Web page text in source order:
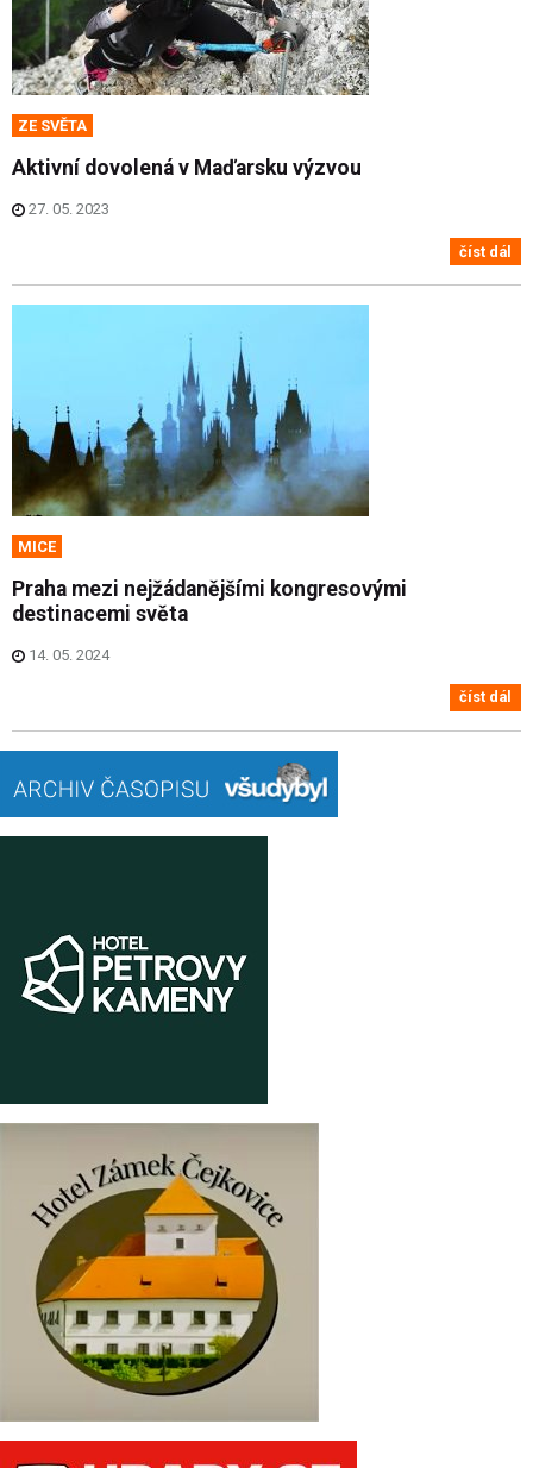
ZE SVĚTA
Aktivní dovolená v Maďarsku výzvou
27. 05. 2023
číst dál
MICE
Praha mezi nejžádanějšími kongresovými
destinacemi světa
14. 05. 2024
číst dál